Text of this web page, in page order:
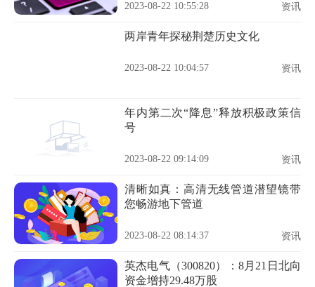
2023-08-22 10:55:28 资讯
两岸青年探秘荆楚历史文化
2023-08-22 10:04:57 资讯
年内第二次“降息”释放积极政策信
号
2023-08-22 09:14:09 资讯
清晰如真：高清无线管道潜望镜带
您畅游地下管道
2023-08-22 08:14:37 资讯
英杰电气（300820）：8月21日北向
资金增持29.48万股